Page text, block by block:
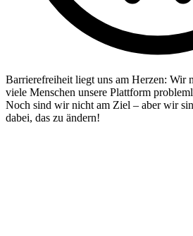
Barrierefreiheit liegt uns am Herzen: Wir
viele Menschen unsere Plattform
Noch sind wir nicht am Ziel – aber wir
dabei, das zu ändern!